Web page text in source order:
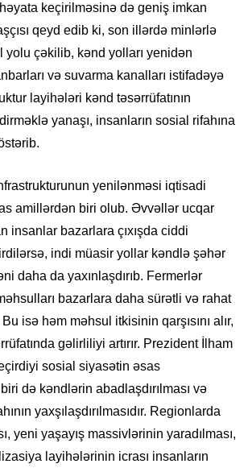
keçirilməsinə də geniş imkan
qeyd edib ki, son illərdə minlərlə
yolu çəkilib, kənd yolları yenidən
və suvarma kanalları istifadəyə
layihələri kənd təsərrüfatının
yanaşı, insanların sosial rifahına
yenilənməsi iqtisadi
amillərdən biri olub. Əvvəllər ucqar
insanlar bazarlara çıxışda ciddi
indi müasir yollar kəndlə şəhər
daha da yaxınlaşdırıb. Fermerlər
bazarlara daha sürətli və rahat
isə həm məhsul itkisinin qarşısını alır,
gəlirliliyi artırır. Prezident İlham
sosial siyasətin əsas
də kəndlərin abadlaşdırılması və
yaxşılaşdırılmasıdır. Regionlarda
yeni yaşayış massivlərinin yaradılması,
layihələrinin icrası insanların